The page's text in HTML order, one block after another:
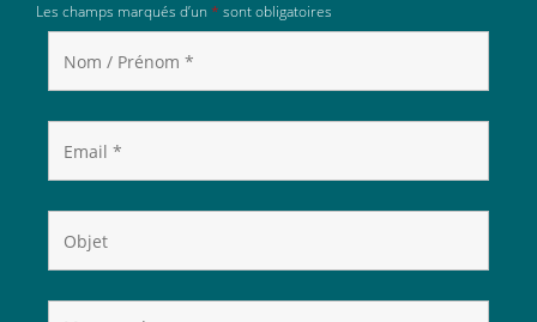
Les champs marqués d’un * sont obligatoires